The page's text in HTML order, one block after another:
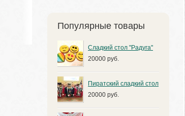
Популярные товары
Сладкий стол "Радуга"
20000 руб.
Пиратский сладкий стол
20000 руб.